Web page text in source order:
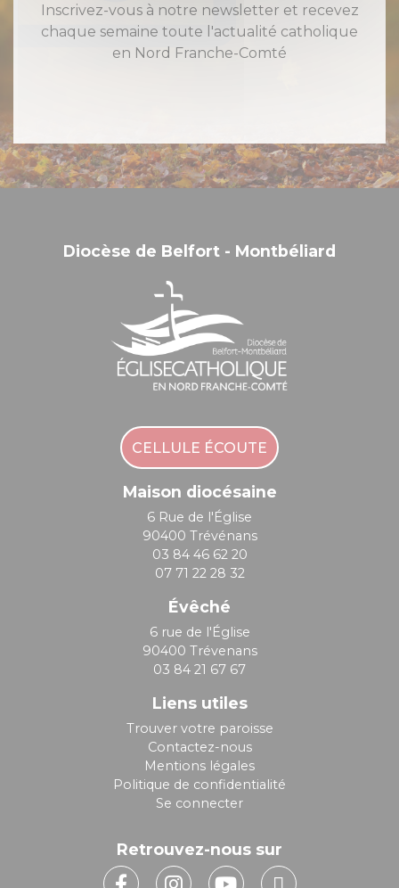
Inscrivez-vous à notre newsletter et recevez
chaque semaine toute l'actualité catholique
en Nord Franche-Comté
Diocèse de Belfort - Montbéliard
CELLULE ÉCOUTE
Maison diocésaine
6 Rue de l'Église
90400 Trévénans
03 84 46 62 20
07 71 22 28 32
Évêché
6 rue de l'Église
90400 Trévenans
03 84 21 67 67
Liens utiles
Trouver votre paroisse
Contactez-nous
Mentions légales
Politique de confidentialité
Se connecter
Retrouvez-nous sur